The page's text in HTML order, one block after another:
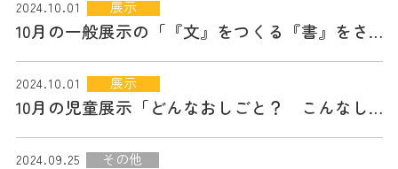
2024.10.01 展示
10月の一般展示の「『文』をつくる『書』をさがす『本』をよむ」
2024.10.01 展示
10月の児童展示「どんなおしごと？ こんなしごと！」
2024.09.25 その他